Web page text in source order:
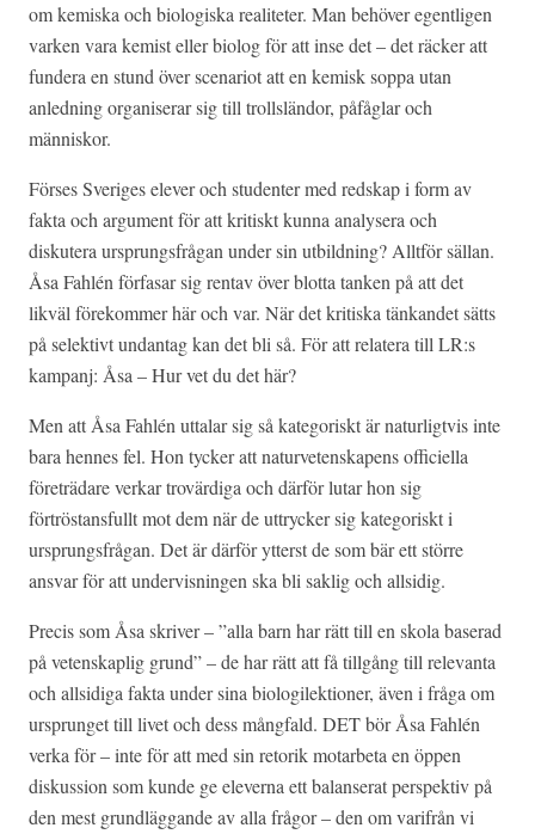
om kemiska och biologiska realiteter. Man behöver egentligen
varken vara kemist eller biolog för att inse det – det räcker att
fundera en stund över scenariot att en kemisk soppa utan
anledning organiserar sig till trollsländor, påfåglar och
människor.
Förses Sveriges elever och studenter med redskap i form av
fakta och argument för att kritiskt kunna analysera och
diskutera ursprungsfrågan under sin utbildning? Alltför sällan.
Åsa Fahlén förfasar sig rentav över blotta tanken på att det
likväl förekommer här och var. När det kritiska tänkandet sätts
på selektivt undantag kan det bli så. För att relatera till LR:s
kampanj: Åsa – Hur vet du det här?
Men att Åsa Fahlén uttalar sig så kategoriskt är naturligtvis inte
bara hennes fel. Hon tycker att naturvetenskapens officiella
företrädare verkar trovärdiga och därför lutar hon sig
förtröstansfullt mot dem när de uttrycker sig kategoriskt i
ursprungsfrågan. Det är därför ytterst de som bär ett större
ansvar för att undervisningen ska bli saklig och allsidig.
Precis som Åsa skriver – ”alla barn har rätt till en skola baserad
på vetenskaplig grund” – de har rätt att få tillgång till relevanta
och allsidiga fakta under sina biologilektioner, även i fråga om
ursprunget till livet och dess mångfald. DET bör Åsa Fahlén
verka för – inte för att med sin retorik motarbeta en öppen
diskussion som kunde ge eleverna ett balanserat perspektiv på
den mest grundläggande av alla frågor – den om varifrån vi